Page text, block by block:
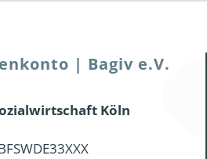
| Bagiv e.V.
Köln